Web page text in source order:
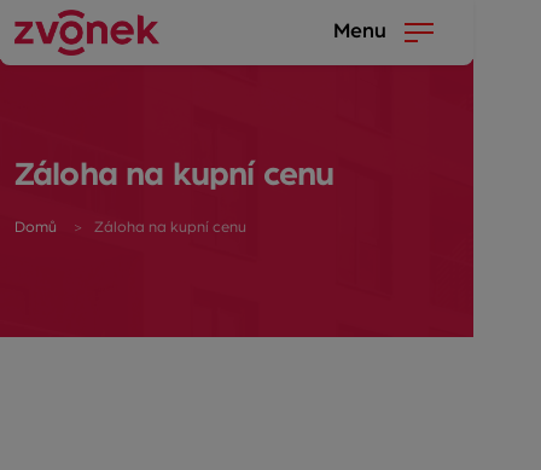
Menu
Záloha na kupní cenu
Domů Záloha na kupní cenu